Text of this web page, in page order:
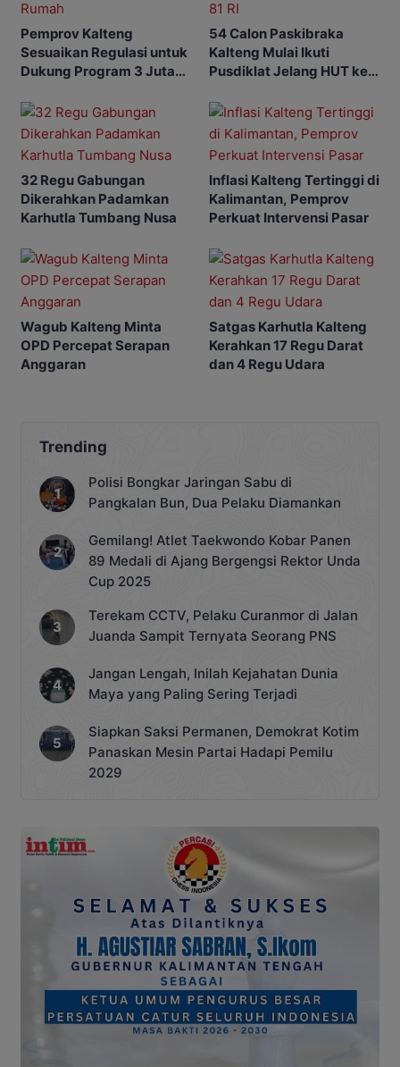
Pemprov Kalteng
Sesuaikan Regulasi untuk
Dukung Program 3 Juta
54 Calon Paskibraka
Kalteng Mulai Ikuti
Pusdiklat Jelang HUT ke-
32 Regu Gabungan
Dikerahkan Padamkan
Karhutla Tumbang Nusa
Inflasi Kalteng Tertinggi di
Kalimantan, Pemprov
Perkuat Intervensi Pasar
Wagub Kalteng Minta
OPD Percepat Serapan
Anggaran
Satgas Karhutla Kalteng
Kerahkan 17 Regu Darat
dan 4 Regu Udara
Trending
Polisi Bongkar Jaringan Sabu di
Pangkalan Bun, Dua Pelaku Diamankan
Gemilang! Atlet Taekwondo Kobar Panen
89 Medali di Ajang Bergengsi Rektor Unda
Cup 2025
Terekam CCTV, Pelaku Curanmor di Jalan
Juanda Sampit Ternyata Seorang PNS
Jangan Lengah, Inilah Kejahatan Dunia
Maya yang Paling Sering Terjadi
Siapkan Saksi Permanen, Demokrat Kotim
Panaskan Mesin Partai Hadapi Pemilu
2029